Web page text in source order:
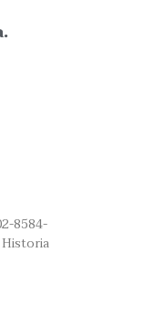
8584-